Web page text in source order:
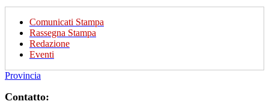
Comunicati Stampa
Rassegna Stampa
Redazione
Eventi
Provincia
Contatto: